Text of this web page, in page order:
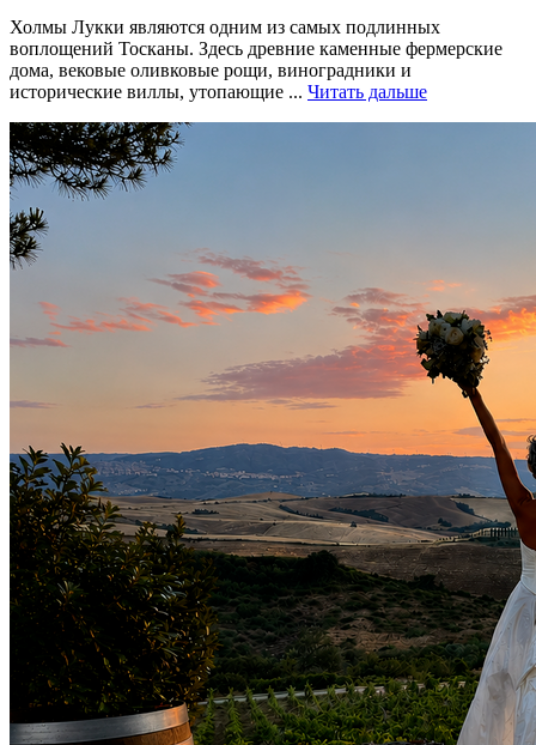
Холмы Лукки являются одним из самых подлинных
воплощений Тосканы. Здесь древние каменные фермерские
дома, вековые оливковые рощи, виноградники и
исторические виллы, утопающие ... Читать дальше